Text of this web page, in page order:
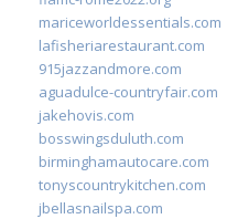
mariceworldessentials.com
lafisheriarestaurant.com
915jazzandmore.com
aguadulce-countryfair.com
jakehovis.com
bosswingsduluth.com
birminghamautocare.com
tonyscountrykitchen.com
jbellasnailspa.com